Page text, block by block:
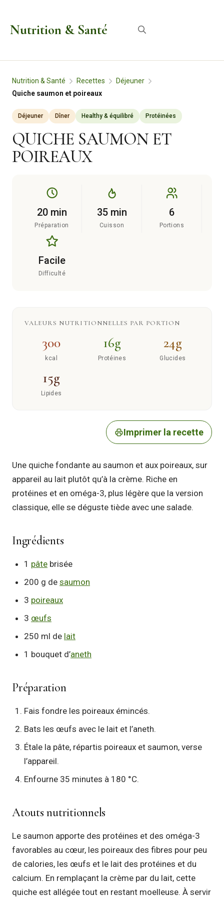
Nutrition & Santé
Nutrition & Santé Recettes
Déjeuner
Quiche saumon et poireaux
Déjeuner Dîner Healthy & équilibré Protéinées
QUICHE SAUMON ET
POIREAUX
20 min
Préparation
35 min
Cuisson
6
Portions
Facile
Difficulté
VALEURS NUTRITIONNELLES PAR PORTION
300
kcal
16g
Protéines
24g
Glucides
15g
Lipides
Imprimer la recette
Une quiche fondante au saumon et aux poireaux, sur
appareil au lait plutôt qu’à la crème. Riche en
protéines et en oméga-3, plus légère que la version
classique, elle se déguste tiède avec une salade.
Ingrédients
1 pâte brisée
200 g de saumon
3 poireaux
3 œufs
250 ml de lait
1 bouquet d’aneth
Préparation
Fais fondre les poireaux émincés.
Bats les œufs avec le lait et l’aneth.
Étale la pâte, répartis poireaux et saumon, verse
l’appareil.
Enfourne 35 minutes à 180 °C.
Atouts nutritionnels
Le saumon apporte des protéines et des oméga-3
favorables au cœur, les poireaux des fibres pour peu
de calories, les œufs et le lait des protéines et du
calcium. En remplaçant la crème par du lait, cette
quiche est allégée tout en restant moelleuse. À servir